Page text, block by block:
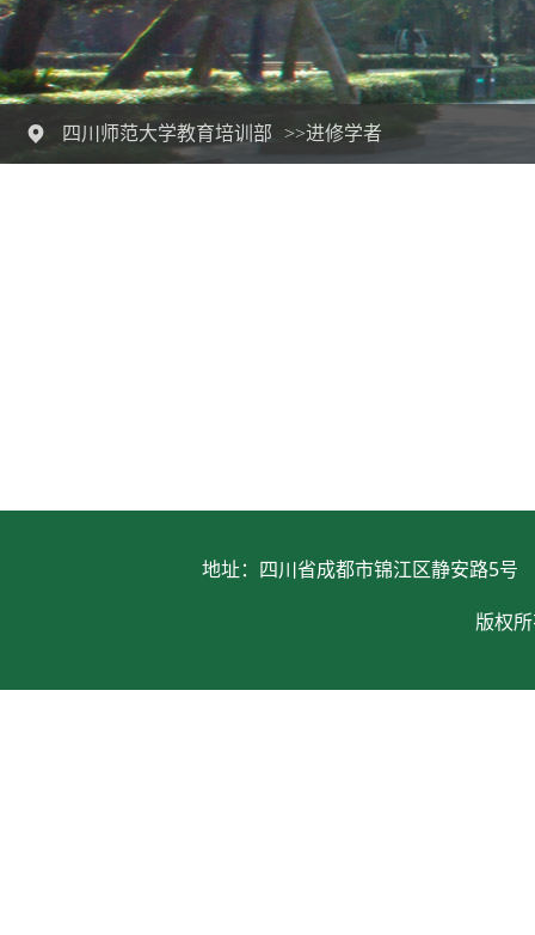
四川师范大学教育培训部 >>进修学者
地址：四川省成都市锦江区静安路5
版权